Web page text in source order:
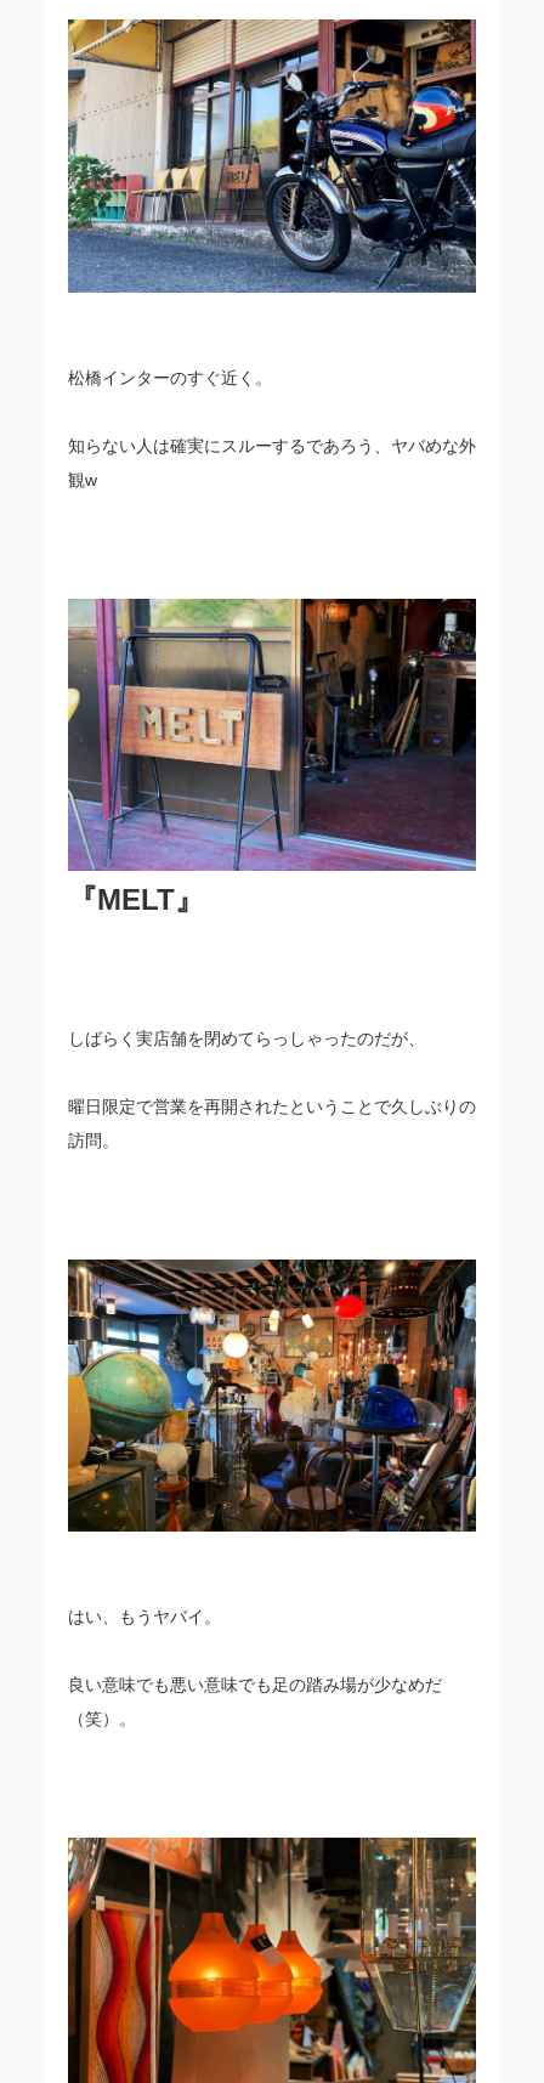
松橋インターのすぐ近く。
知らない人は確実にスルーするであろう、ヤバめな外
観w
『MELT』
しばらく実店舗を閉めてらっしゃったのだが、
曜日限定で営業を再開されたということで久しぶりの
訪問。
はい、もうヤバイ。
良い意味でも悪い意味でも足の踏み場が少なめだ
（笑）。